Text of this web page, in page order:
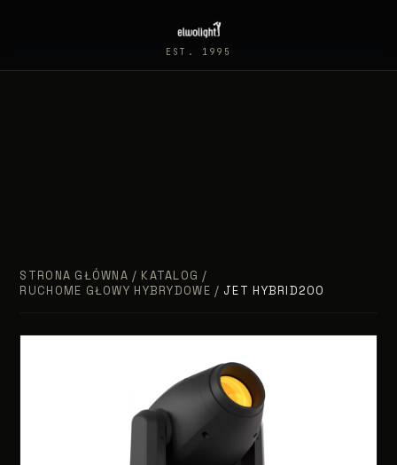
EST. 1995
STRONA GŁÓWNA / KATALOG /
RUCHOME GŁOWY HYBRYDOWE / JET HYBRID200